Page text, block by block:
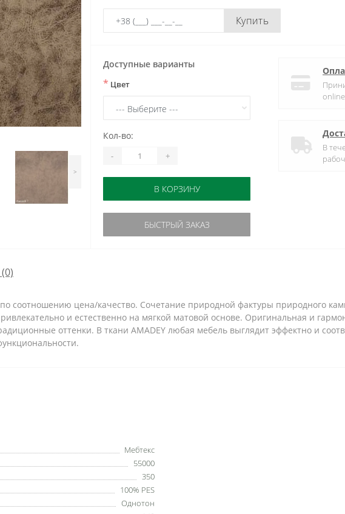
>
Купить
Доступные варианты
* Цвет
Кол-во:
- +
В КОРЗИНУ
БЫСТРЫЙ ЗАКАЗ
online
В
соотношению цена/качество. Сочетание природной фактуры природного
и естественно на мягкой матовой основе. Оригинальная и
оттенки. В ткани AMADEY любая мебель выглядит эффектно и
Мебтекс
55000
350
100% PES
Однотон